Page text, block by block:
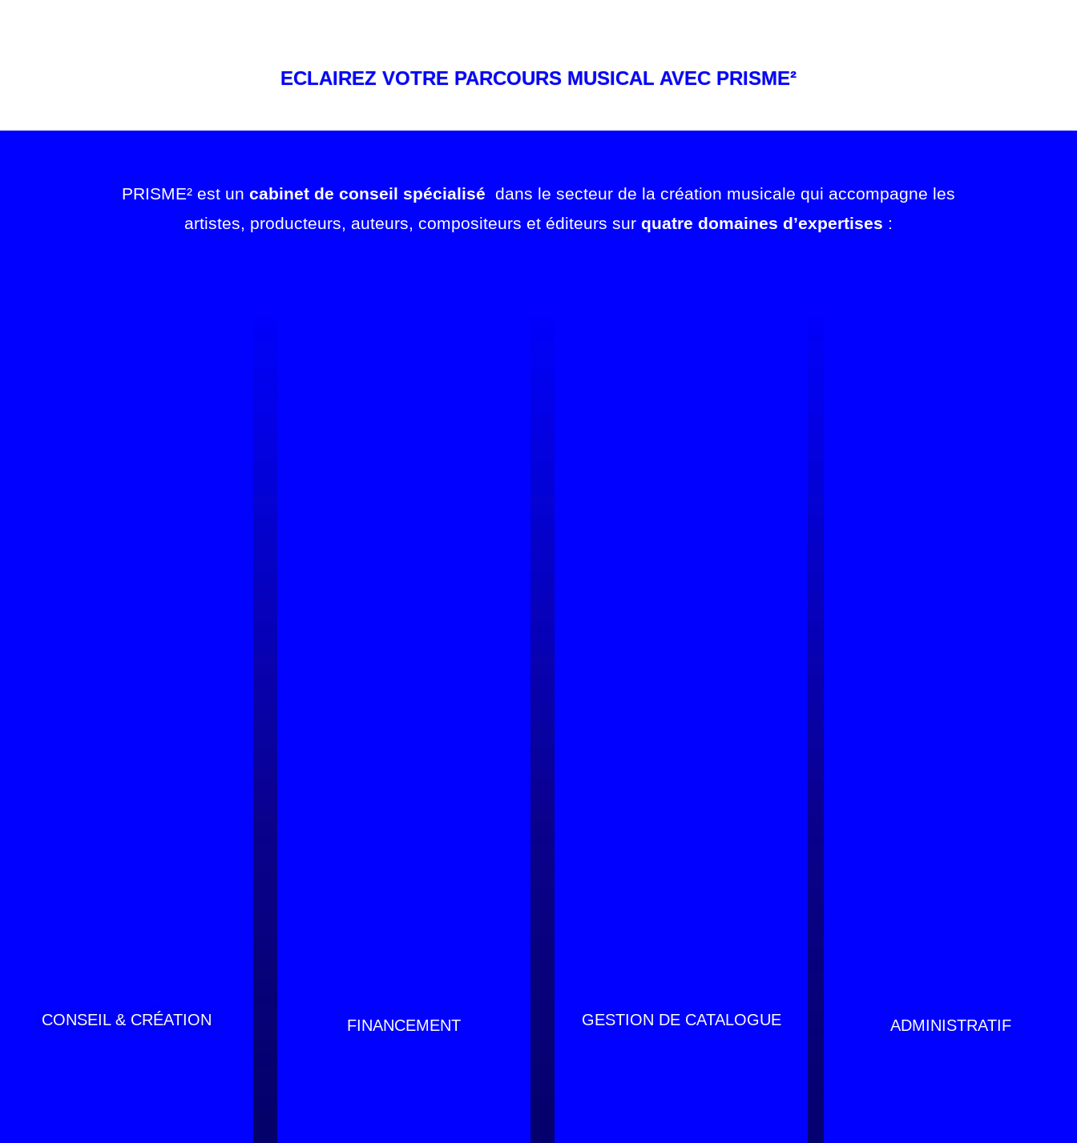
ECLAIREZ VOTRE PARCOURS MUSICAL AVEC PRISME²
PRISME² est un cabinet de conseil spécialisé dans le secteur de la création musicale qui accompagne les
artistes, producteurs, auteurs, compositeurs et éditeurs sur quatre domaines d’expertises :
CONSEIL & CRÉATION FINANCEMENT GESTION DE CATALOGUE ADMINISTRATIF